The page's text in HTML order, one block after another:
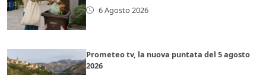
6 Agosto 2026
Prometeo tv, la nuova puntata del 5 agosto
2026